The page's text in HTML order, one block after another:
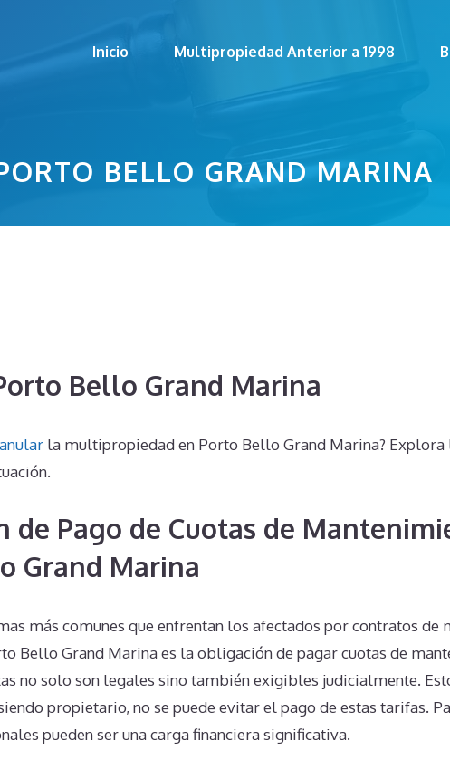
Inicio Multipropiedad Anterior a 1998
BELLO GRAND MARINA
Bello Grand Marina
anular la multipropiedad en Porto Bello Grand Marina? Explora
de Pago de Cuotas de
Grand Marina
más comunes que enfrentan los afectados por contratos
Bello Grand Marina es la obligación de pagar cuotas de
no solo son legales sino también exigibles judicialmente.
propietario, no se puede evitar el pago de estas tarifas.
pueden ser una carga financiera significativa.